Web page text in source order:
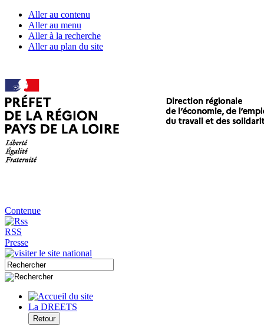
Aller au contenu
Aller au menu
Aller à la recherche
Aller au plan du site
Contenue
RSS
Presse
La DREETS
Retour